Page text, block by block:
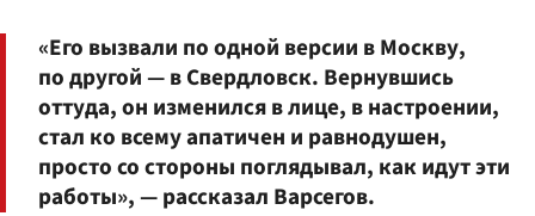
«Его вызвали по одной версии в Москву,
по другой — в Свердловск. Вернувшись
оттуда, он изменился в лице, в настроении,
стал ко всему апатичен и равнодушен,
просто со стороны поглядывал, как идут эти
работы», — рассказал Варсегов.